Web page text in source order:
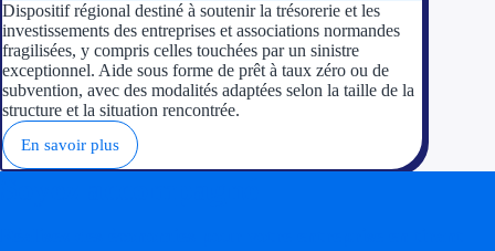
Dispositif régional destiné à soutenir la trésorerie et les
investissements des entreprises et associations normandes
fragilisées, y compris celles touchées par un sinistre
exceptionnel. Aide sous forme de prêt à taux zéro ou de
subvention, avec des modalités adaptées selon la taille de la
structure et la situation rencontrée.
En savoir plus